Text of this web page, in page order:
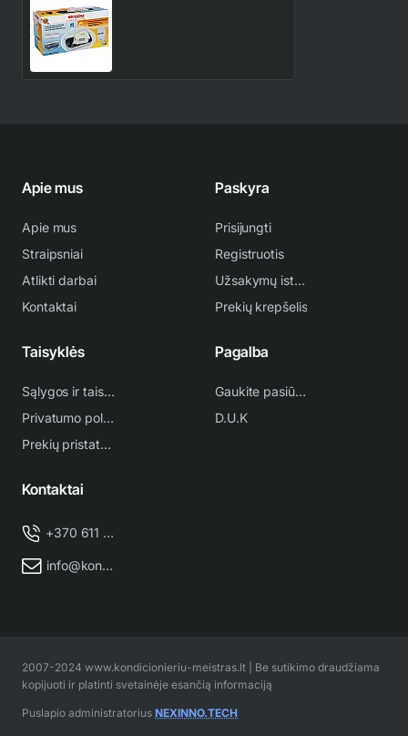
Apie mus
Apie mus
Straipsniai
Atlikti darbai
Kontaktai
Paskyra
Prisijungti
Registruotis
Užsakymų istorija
Prekių krepšelis
Taisyklės
Sąlygos ir taisyklės
Privatumo politika
Prekių pristatymas
Pagalba
Gaukite pasiūlymą
D.U.K
Kontaktai
+370 611 38 500
info@kondicionieriu-meistras.lt
2007-2024 www.kondicionieriu-meistras.lt | Be sutikimo draudžiama
kopijuoti ir platinti svetainėje esančią informaciją
Puslapio administratorius NEXINNO.TECH